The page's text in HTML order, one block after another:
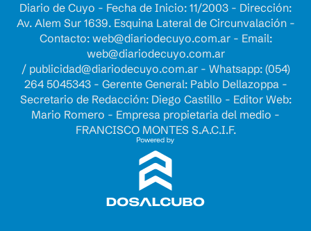
Diario de Cuyo - Fecha de Inicio: 11/2003 - Dirección:
Av. Alem Sur 1639. Esquina Lateral de Circunvalación -
Contacto: web@diariodecuyo.com.ar- Email:
web@diariodecuyo.com.ar
/ publicidad@diariodecuyo.com.ar- Whatsapp: (054)
264 5045343 - Gerente General: Pablo Dellazoppa -
Secretario de Redacción: Diego Castillo - Editor Web:
Mario Romero - Empresa propietaria del medio -
FRANCISCO MONTES S.A.C.I.F.